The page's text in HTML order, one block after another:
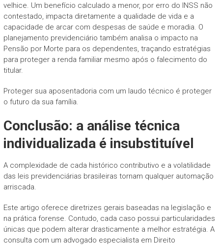
velhice. Um benefício calculado a menor, por erro do INSS não
contestado, impacta diretamente a qualidade de vida e a
capacidade de arcar com despesas de saúde e moradia. O
planejamento previdenciário também analisa o impacto na
Pensão por Morte para os dependentes, traçando estratégias
para proteger a renda familiar mesmo após o falecimento do
titular.
Proteger sua aposentadoria com um laudo técnico é proteger
o futuro da sua família.
Conclusão: a análise técnica
individualizada é insubstituível
A complexidade de cada histórico contributivo e a volatilidade
das leis previdenciárias brasileiras tornam qualquer automação
arriscada.
Este artigo oferece diretrizes gerais baseadas na legislação e
na prática forense. Contudo, cada caso possui particularidades
únicas que podem alterar drasticamente a melhor estratégia. A
consulta com um advogado especialista em Direito